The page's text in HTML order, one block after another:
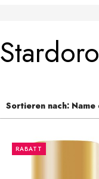
Sortieren nach:
RABATT